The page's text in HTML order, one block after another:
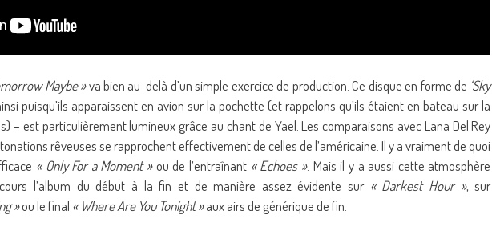
Maybe »va bien au-delà d’un simple exercice de production. Ce disque en forme de ‘Sky
puisqu’ils apparaissent en avion sur la pochette (et rappelons qu’ils étaient en bateau sur la
– est particulièrement lumineux grâce au chant de Yael. Les comparaisons avec Lana Del Rey
rêveuses se rapprochent effectivement de celles de l’américaine. Il y a vraiment de quoi
« Only For a Moment »ou de l’entraînant « Echoes ». Mais il y a aussi cette atmosphère
l’album du début à la fin et de manière assez évidente sur « Darkest Hour », sur
»ou le final « Where Are You Tonight »aux airs de générique de fin.